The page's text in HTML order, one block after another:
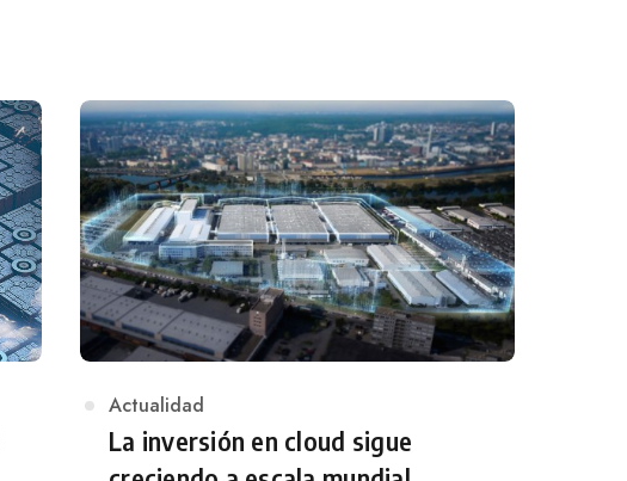
Category
Actualidad
La inversión en cloud sigue